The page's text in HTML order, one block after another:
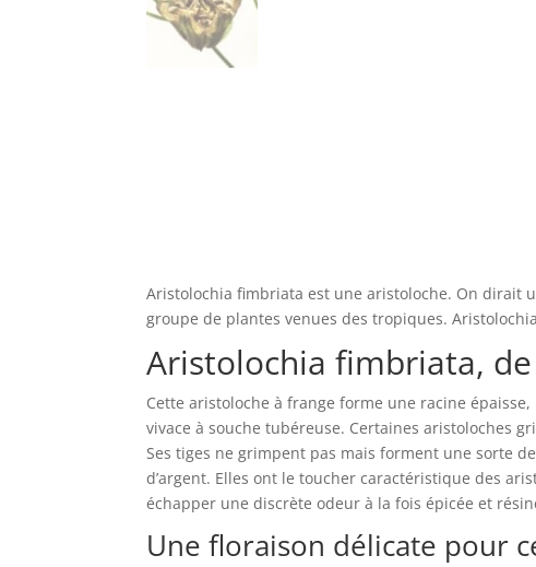
Aristolochia fimbriata est une aristoloche. On dirait
groupe de plantes venues des tropiques.
Aristolochia fimbriata,
Cette aristoloche à frange forme une racine
vivace à souche tubéreuse. Certaines aristoloches
Ses tiges ne grimpent pas mais forment une sorte
d’argent. Elles ont le toucher caractéristique des
échapper une discrète odeur à la fois épicée et
Une floraison délicate pour